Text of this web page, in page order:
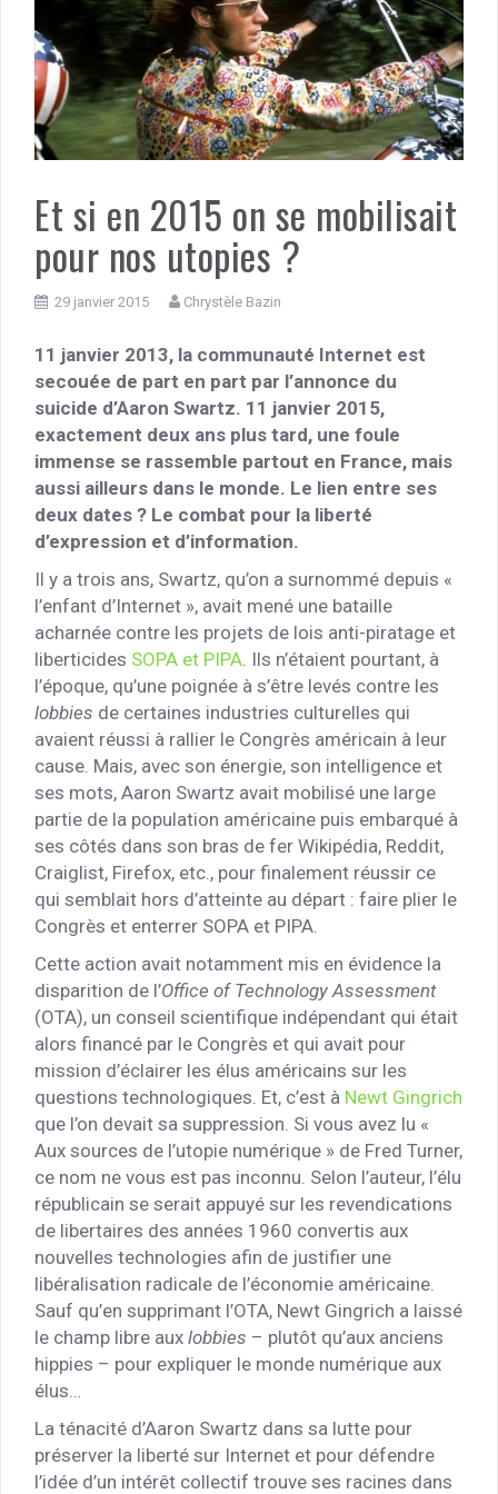
Et si en 2015 on se mobilisait
pour nos utopies ?
29 janvier 2015 Chrystèle Bazin
11 janvier 2013, la communauté Internet est
secouée de part en part par l’annonce du
suicide d’Aaron Swartz. 11 janvier 2015,
exactement deux ans plus tard, une foule
immense se rassemble partout en France, mais
aussi ailleurs dans le monde. Le lien entre ses
deux dates ? Le combat pour la liberté
d’expression et d’information.
Il y a trois ans, Swartz, qu’on a surnommé depuis «
l’enfant d’Internet », avait mené une bataille
acharnée contre les projets de lois anti-piratage et
liberticides SOPA et PIPA . Ils n’étaient pourtant, à
l’époque, qu’une poignée à s’être levés contre les
lobbies de certaines industries culturelles qui
avaient réussi à rallier le Congrès américain à leur
cause. Mais, avec son énergie, son intelligence et
ses mots, Aaron Swartz avait mobilisé une large
partie de la population américaine puis embarqué à
ses côtés dans son bras de fer Wikipédia, Reddit,
Craiglist, Firefox, etc., pour finalement réussir ce
qui semblait hors d’atteinte au départ : faire plier le
Congrès et enterrer SOPA et PIPA.
Cette action avait notamment mis en évidence la
disparition de l’Office of Technology Assessment
(OTA), un conseil scientifique indépendant qui était
alors financé par le Congrès et qui avait pour
mission d’éclairer les élus américains sur les
questions technologiques. Et, c’est à Newt Gingrich
que l’on devait sa suppression. Si vous avez lu «
Aux sources de l’utopie numérique » de Fred Turner,
ce nom ne vous est pas inconnu. Selon l’auteur, l’élu
républicain se serait appuyé sur les revendications
de libertaires des années 1960 convertis aux
nouvelles technologies afin de justifier une
libéralisation radicale de l’économie américaine.
Sauf qu’en supprimant l’OTA, Newt Gingrich a laissé
le champ libre aux lobbies – plutôt qu’aux anciens
hippies – pour expliquer le monde numérique aux
élus…
La ténacité d’Aaron Swartz dans sa lutte pour
préserver la liberté sur Internet et pour défendre
l’idée d’un intérêt collectif trouve ses racines dans